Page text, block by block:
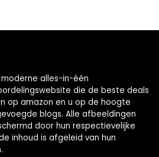
alles-in-één
die de beste deals
op amazon en u op de hoogte
blogs. Alle afbeeldingen
door hun respectievelijke
inhoud is afgeleid van hun